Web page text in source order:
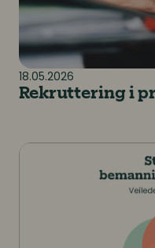
18.05.2026
Rekruttering i
Strategisk